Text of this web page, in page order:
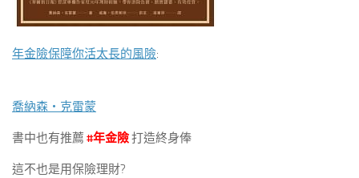
年金險保障你活太長的風險:
喬納森‧克雷蒙
書中也有推薦 #年金險打造終身俸
這不也是用保險理財?